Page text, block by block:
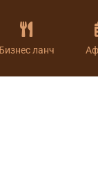
Бизнес ланч